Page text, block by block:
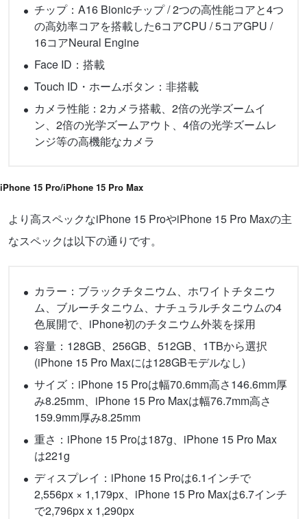
チップ：A16 Bionicチップ / 2つの高性能コアと4つ
の高効率コアを搭載した6コアCPU / 5コアGPU /
16コアNeural Engine
Face ID：搭載
Touch ID・ホームボタン：非搭載
カメラ性能：2カメラ搭載、2倍の光学ズームイ
ン、2倍の光学ズームアウト、4倍の光学ズームレ
ンジ等の高機能なカメラ
iPhone 15 Pro/iPhone 15 Pro Max
より高スペックなiPhone 15 ProやiPhone 15 Pro Maxの主
なスペックは以下の通りです。
カラー：ブラックチタニウム、ホワイトチタニウ
ム、ブルーチタニウム、ナチュラルチタニウムの4
色展開で、iPhone初のチタニウム外装を採用
容量：128GB、256GB、512GB、1TBから選択
(iPhone 15 Pro Maxには128GBモデルなし)
サイズ：iPhone 15 Proは幅70.6mm高さ146.6mm厚
み8.25mm、iPhone 15 Pro Maxは幅76.7mm高さ
159.9mm厚み8.25mm
重さ：iPhone 15 Proは187g、iPhone 15 Pro Max
は221g
ディスプレイ：iPhone 15 Proは6.1インチで
2,556px × 1,179px、iPhone 15 Pro Maxは6.7インチ
で2,796px x 1,290px